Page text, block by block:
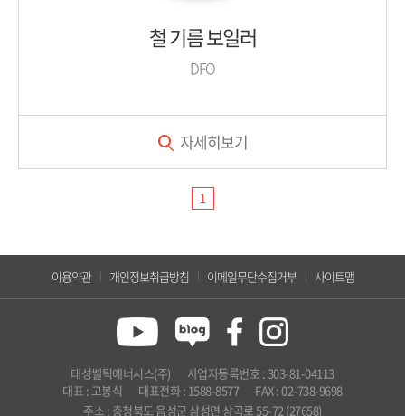
철 기름 보일러
DFO
자세히보기
1
이용약관 개인정보취급방침 이메일무단수집거부 사이트맵
대성쎌틱에너시스(주)
사업자등록번호 : 303-81-04113
대표 : 고봉식
대표전화 : 1588-8577
FAX : 02-738-9698
주소 : 충청북도 음성군 삼성면 상곡로 55-72 (27658)